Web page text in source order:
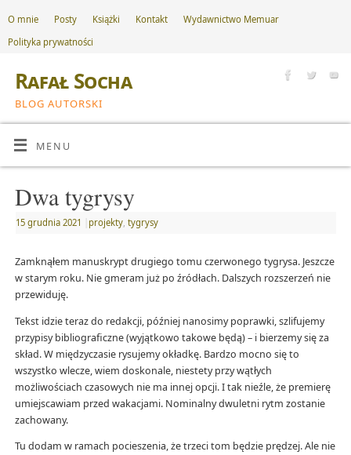
O mnie Posty Książki Kontakt
Wydawnictwo Memuar
Polityka prywatności
Rafał Socha
BLOG AUTORSKI
MENU
Dwa tygrysy
15 grudnia 2021 projekty, tygrysy
Zamknąłem manuskrypt drugiego tomu czerwonego tygrysa. Jeszcze
w starym roku. Nie gmeram już po źródłach. Dalszych rozszerzeń nie
przewiduję.
Tekst idzie teraz do redakcji, później nanosimy poprawki, szlifujemy
przypisy bibliograficzne (wyjątkowo takowe będą) – i bierzemy się za
skład. W międzyczasie rysujemy okładkę. Bardzo mocno się to
wszystko wlecze, wiem doskonale, niestety przy wątłych
możliwościach czasowych nie ma innej opcji. I tak nieźle, że premierę
umiejscawiam przed wakacjami. Nominalny dwuletni rytm zostanie
zachowany.
Tu dodam w ramach pocieszenia, że trzeci tom będzie prędzej. Ale nie